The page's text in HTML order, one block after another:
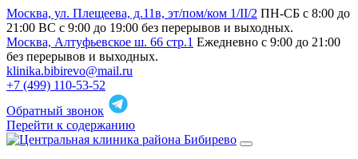
Москва, ул. Плещеева, д.11в, эт/пом/ком 1/II/2 ПН-СБ с 8:00 до
21:00 ВС с 9:00 до 19:00 без перерывов и выходных.
Москва, Алтуфьевское ш. 66 стр.1 Ежедневно с 9:00 до 21:00
без перерывов и выходных.
klinika.bibirevo@mail.ru
+7 (499) 110-53-52
Обратный звонок
Перейти к содержанию